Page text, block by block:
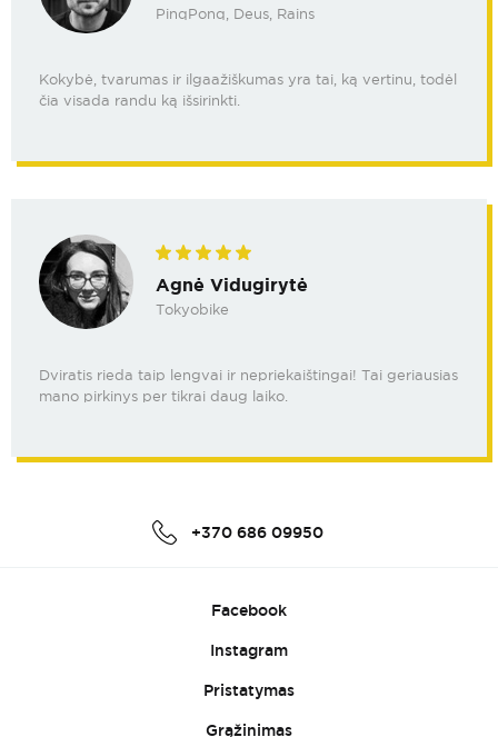
PinqPonq, Deus, Rains
Kokybė, tvarumas ir ilgaažiškumas yra tai, ką vertinu, todėl
čia visada randu ką išsirinkti.
Agnė Vidugirytė
Tokyobike
Dviratis rieda taip lengvai ir nepriekaištingai! Tai geriausias
mano pirkinys per tikrai daug laiko.
+370 686 09950
Facebook
Instagram
Pristatymas
Grąžinimas